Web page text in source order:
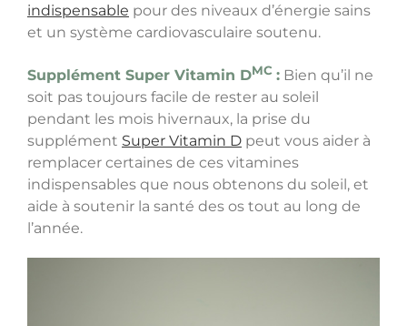
indispensable pour des niveaux d’énergie sains
et un système cardiovasculaire soutenu.
Supplément Super Vitamin DMC :Bien qu’il ne
soit pas toujours facile de rester au soleil
pendant les mois hivernaux, la prise du
supplément Super Vitamin Dpeut vous aider à
remplacer certaines de ces vitamines
indispensables que nous obtenons du soleil, et
aide à soutenir la santé des os tout au long de
l’année.